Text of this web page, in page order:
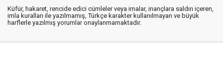
Küfür, hakaret, rencide edici cümleler veya imalar, inançlara saldırı içeren,
imla kuralları ile yazılmamış, Türkçe karakter kullanılmayan ve büyük
harflerle yazılmış yorumlar onaylanmamaktadır.